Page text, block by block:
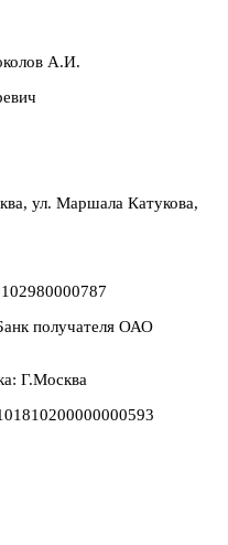
А.И.
ул. Маршала Катукова,
получателя ОАО
Г.Москва